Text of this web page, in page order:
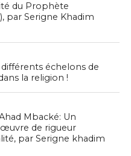
du Prophète
par Serigne Khadim
différents échelons de
la religion !
Mbacké: Un
de rigueur
par Serigne khadim